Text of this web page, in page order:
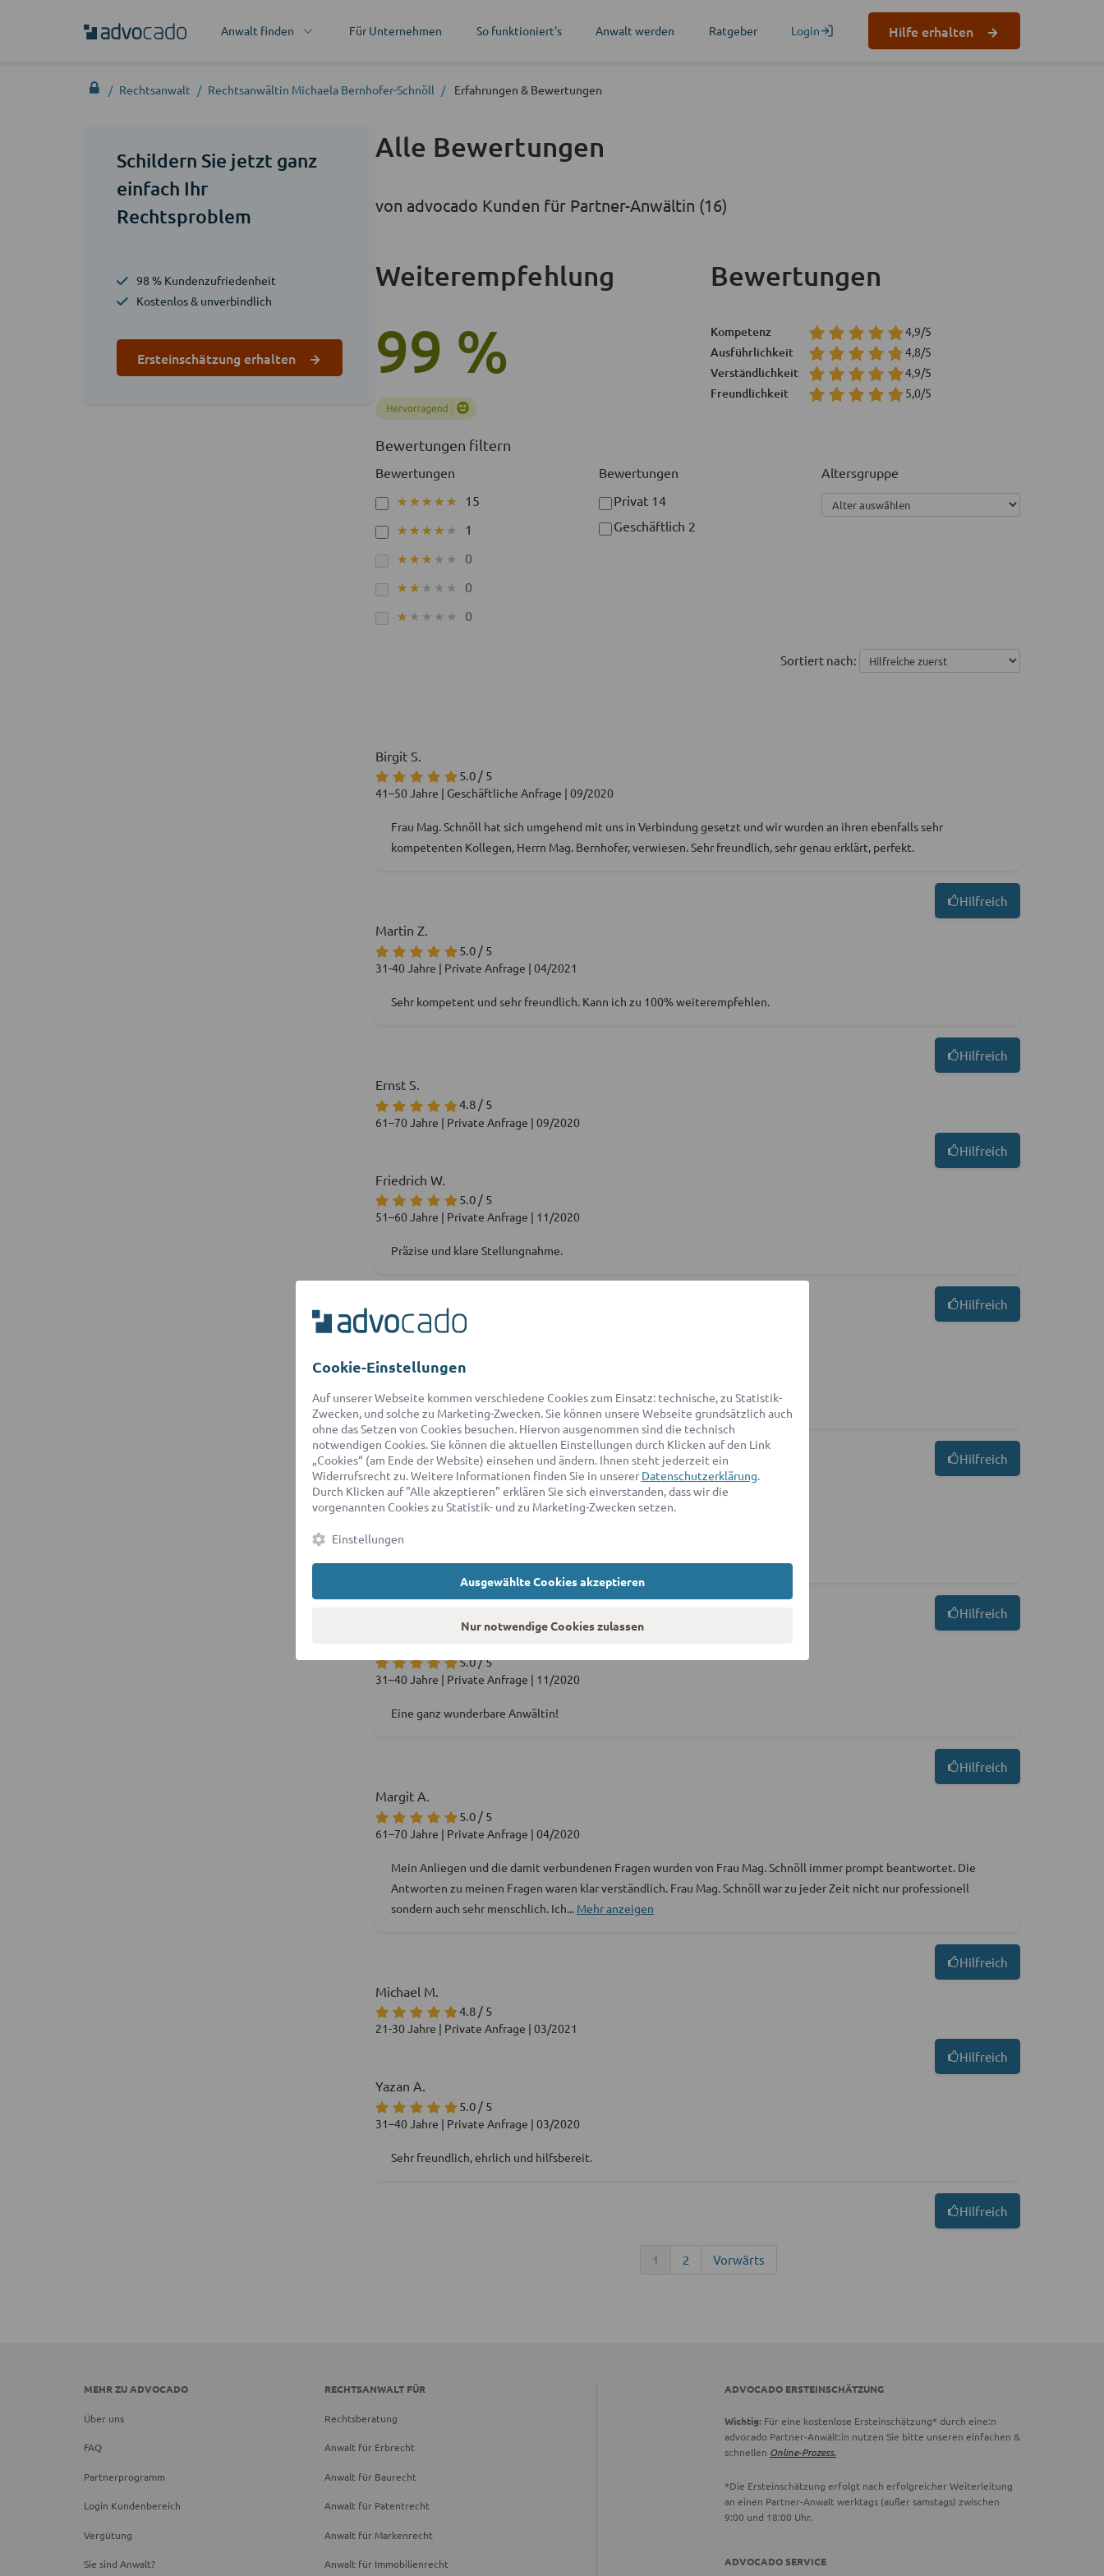
Anwalt finden Für Unternehmen So funktioniert's Anwalt werden Ratgeber Login Hilfe erhalten
Rechtsanwalt Rechtsanwältin Michaela Bernhofer-Schnöll Erfahrungen & Bewertungen
Schildern Sie jetzt ganz
einfach Ihr
Rechtsproblem
98 % Kundenzufriedenheit
Kostenlos & unverbindlich
Ersteinschätzung erhalten
Alle Bewertungen
von advocado Kunden für Partner-Anwältin (16)
Weiterempfehlung
99 %
Bewertungen
Kompetenz 4,9/5
Ausführlichkeit 4,8/5
Verständlichkeit 4,9/5
Freundlichkeit 5,0/5
Bewertungen filtern
Bewertungen
★★★★★
★★★★★ 15
★★★★★
★★★★★ 1
★★★★★
★★★★★ 0
★★★★★
★★★★★ 0
★★★★★
★★★★★ 0
Bewertungen
Privat 14
Geschäftlich 2
Altersgruppe
Sortiert nach:
Birgit S.
5.0 / 5
41–50 Jahre | Geschäftliche Anfrage | 09/2020
Frau Mag. Schnöll hat sich umgehend mit uns in Verbindung gesetzt und wir wurden an ihren ebenfalls sehr
kompetenten Kollegen, Herrn Mag. Bernhofer, verwiesen. Sehr freundlich, sehr genau erklärt, perfekt.
Hilfreich
Martin Z.
5.0 / 5
31-40 Jahre | Private Anfrage | 04/2021
Sehr kompetent und sehr freundlich. Kann ich zu 100% weiterempfehlen.
Hilfreich
Ernst S.
4.8 / 5
61–70 Jahre | Private Anfrage | 09/2020
Hilfreich
Friedrich W.
5.0 / 5
51–60 Jahre | Private Anfrage | 11/2020
Präzise und klare Stellungnahme.
Hilfreich
Verena E.
31–40 Jahre | Private Anfrage | 11/2020
Sehr freundlich und kompetent.
Hilfreich
Achim K.
4.8 / 5
Hilfreich
5.0 / 5
31–40 Jahre | Private Anfrage | 11/2020
Eine ganz wunderbare Anwältin!
Hilfreich
Margit A.
5.0 / 5
61–70 Jahre | Private Anfrage | 04/2020
Mein Anliegen und die damit verbundenen Fragen wurden von Frau Mag. Schnöll immer prompt beantwortet. Die
Antworten zu meinen Fragen waren klar verständlich. Frau Mag. Schnöll war zu jeder Zeit nicht nur professionell
sondern auch sehr menschlich. Ich... Mehr anzeigen
Hilfreich
Michael M.
4.8 / 5
21-30 Jahre | Private Anfrage | 03/2021
Hilfreich
Yazan A.
5.0 / 5
31–40 Jahre | Private Anfrage | 03/2020
Sehr freundlich, ehrlich und hilfsbereit.
Hilfreich
1 2 Vorwärts
MEHR ZU ADVOCADO
Über uns
FAQ
Partnerprogramm
Login Kundenbereich
Vergütung
Sie sind Anwalt?
RECHTSANWALT FÜR
Rechtsberatung
Anwalt für Erbrecht
Anwalt für Baurecht
Anwalt für Patentrecht
Anwalt für Markenrecht
Anwalt für Immobilienrecht
ADVOCADO ERSTEINSCHÄTZUNG
Wichtig: Für eine kostenlose Ersteinschätzung* durch eine:n
advocado Partner-Anwält:in nutzen Sie bitte unseren einfachen &
schnellen Online-Prozess.
*Die Ersteinschätzung erfolgt nach erfolgreicher Weiterleitung
an einen Partner-Anwalt werktags (außer samstags) zwischen
9:00 und 18:00 Uhr.
ADVOCADO SERVICE
Cookie-Einstellungen
Auf unserer Webseite kommen verschiedene Cookies zum Einsatz: technische, zu Statistik-
Zwecken, und solche zu Marketing-Zwecken. Sie können unsere Webseite grundsätzlich auch
ohne das Setzen von Cookies besuchen. Hiervon ausgenommen sind die technisch
notwendigen Cookies. Sie können die aktuellen Einstellungen durch Klicken auf den Link
„Cookies“ (am Ende der Website) einsehen und ändern. Ihnen steht jederzeit ein
Widerrufsrecht zu. Weitere Informationen finden Sie in unserer Datenschutzerklärung.
Durch Klicken auf "Alle akzeptieren" erklären Sie sich einverstanden, dass wir die
vorgenannten Cookies zu Statistik- und zu Marketing-Zwecken setzen.
Einstellungen
Ausgewählte Cookies akzeptieren
Nur notwendige Cookies zulassen